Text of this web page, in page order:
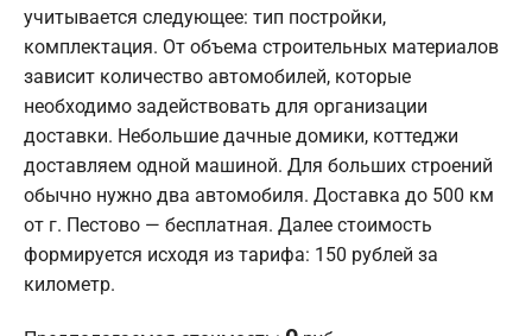
учитывается следующее: тип постройки,
комплектация. От объема строительных материалов
зависит количество автомобилей, которые
необходимо задействовать для организации
доставки. Небольшие дачные домики, коттеджи
доставляем одной машиной. Для больших строений
обычно нужно два автомобиля. Доставка до 500 км
от г. Пестово — бесплатная. Далее стоимость
формируется исходя из тарифа: 150 рублей за
километр.